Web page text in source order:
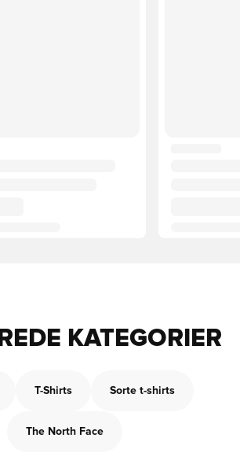
KATEGORIER
T-Shirts Sorte t-shirts
The North Face